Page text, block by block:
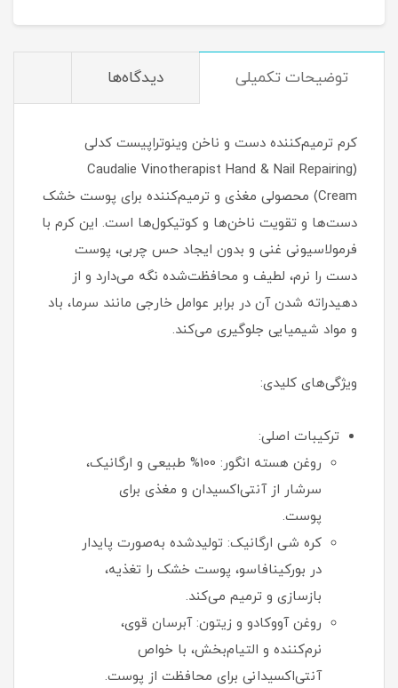
توضیحات تکمیلی دیدگاه‌ها
کرم ترمیم‌کننده دست و ناخن وینوتراپیست کدلی
(Caudalie Vinotherapist Hand & Nail Repairing
Cream) محصولی مغذی و ترمیم‌کننده برای پوست خشک
دست‌ها و تقویت ناخن‌ها و کوتیکول‌ها است. این کرم با
فرمولاسیونی غنی و بدون ایجاد حس چربی، پوست
دست را نرم، لطیف و محافظت‌شده نگه می‌دارد و از
دهیدراته شدن آن در برابر عوامل خارجی مانند سرما، باد
و مواد شیمیایی جلوگیری می‌کند.
ویژگی‌های کلیدی:
ترکیبات اصلی:
روغن هسته انگور: 100% طبیعی و ارگانیک،
سرشار از آنتی‌اکسیدان و مغذی برای
پوست.
کره شی ارگانیک: تولیدشده به‌صورت پایدار
در بورکینافاسو، پوست خشک را تغذیه،
بازسازی و ترمیم می‌کند.
روغن آووکادو و زیتون: آبرسان قوی،
نرم‌کننده و التیام‌بخش، با خواص
آنتی‌اکسیدانی برای محافظت از پوست.